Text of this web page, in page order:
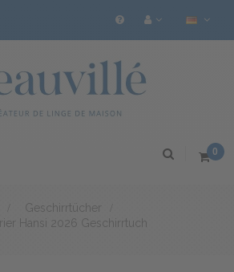
0
Geschirrtücher
Hansi 2026 Geschirrtuch